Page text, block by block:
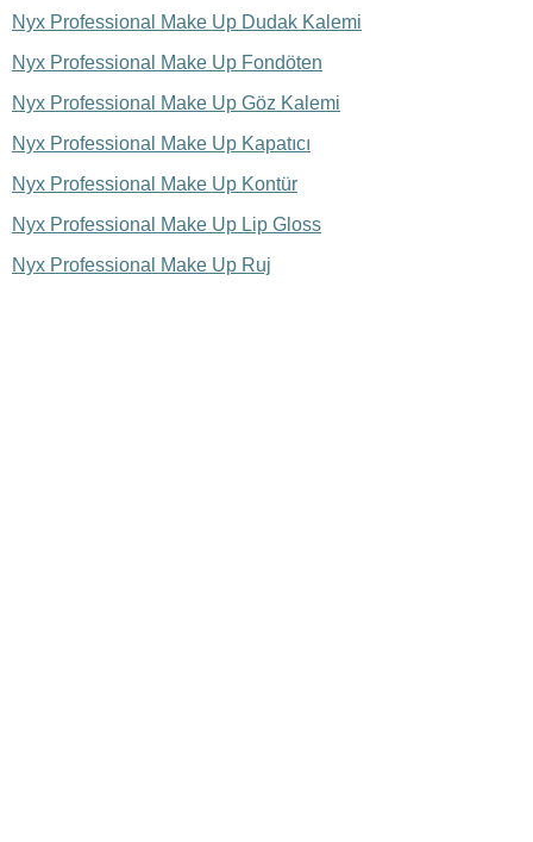
Nyx Professional Make Up Dudak Kalemi
Nyx Professional Make Up Fondöten
Nyx Professional Make Up Göz Kalemi
Nyx Professional Make Up Kapatıcı
Nyx Professional Make Up Kontür
Nyx Professional Make Up Lip Gloss
Nyx Professional Make Up Ruj